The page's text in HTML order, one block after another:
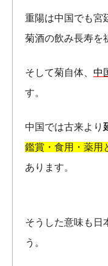
重陽は中国でも宮
菊酒の飲み長寿を
そして菊自体、 中
す。
中国では古来より
鑑賞・食用・薬用
あります。
そうした意味も日
う。